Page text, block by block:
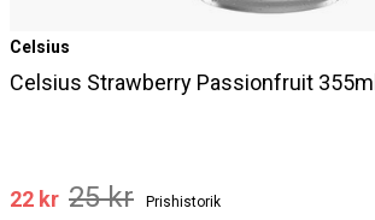
Celsius
Celsius Strawberry Passionfruit 355ml
22 kr 25 kr Prishistorik